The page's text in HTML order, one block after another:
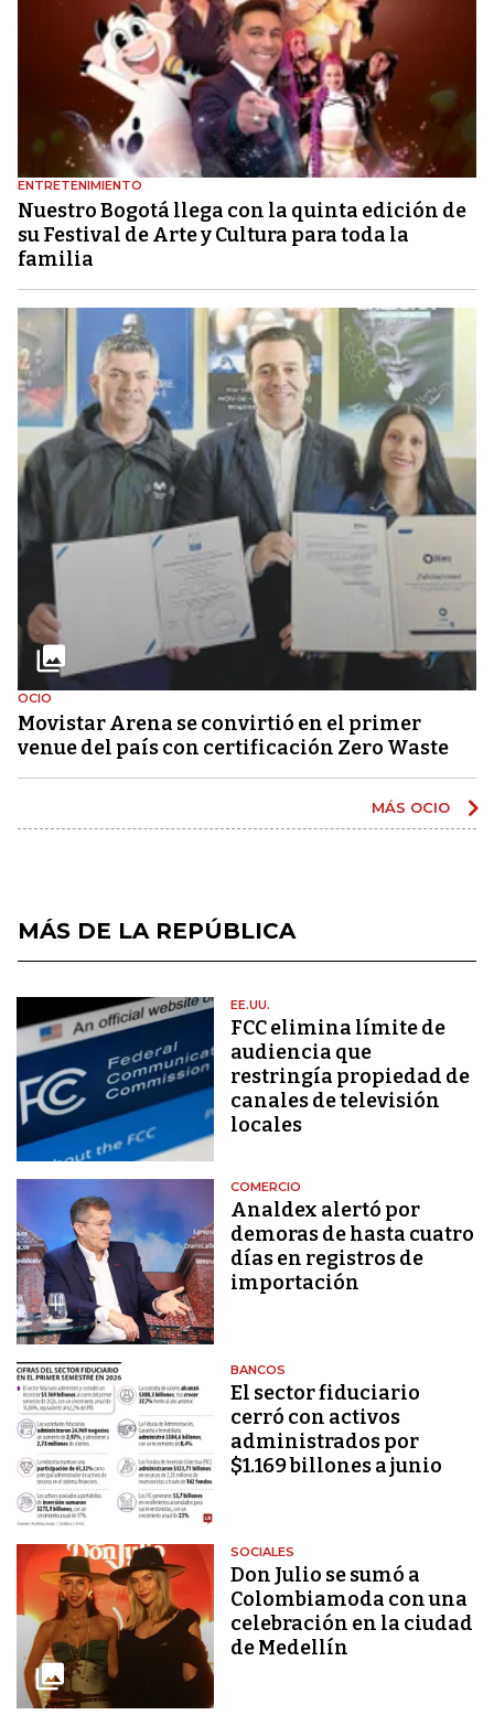
ENTRETENIMIENTO
Nuestro Bogotá llega con la quinta edición de
su Festival de Arte y Cultura para toda la
familia
OCIO
Movistar Arena se convirtió en el primer
venue del país con certificación Zero Waste
MÁS OCIO
MÁS DE LA REPÚBLICA
EE.UU.
FCC elimina límite de
audiencia que
restringía propiedad de
canales de televisión
locales
COMERCIO
Analdex alertó por
demoras de hasta cuatro
días en registros de
importación
BANCOS
El sector fiduciario
cerró con activos
administrados por
$1.169 billones a junio
SOCIALES
Don Julio se sumó a
Colombiamoda con una
celebración en la ciudad
de Medellín